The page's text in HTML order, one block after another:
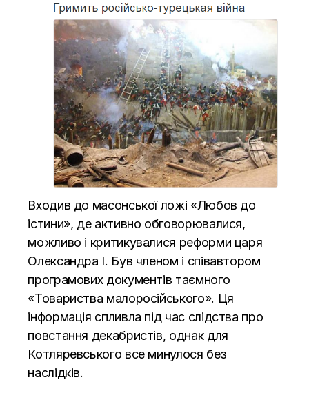
Входив до масонської ложі «Любов до
істини», де активно обговорювалися,
можливо і критикувалися реформи царя
Олександра I. Був членом і співавтором
програмових документів таємного
«Товариства малоросійського». Ця
інформація спливла під час слідства про
повстання декабристів, однак для
Котляревського все минулося без
наслідків.